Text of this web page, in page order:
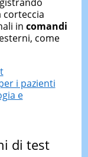
corteccia
in comandi
come
i pazienti
e
di test